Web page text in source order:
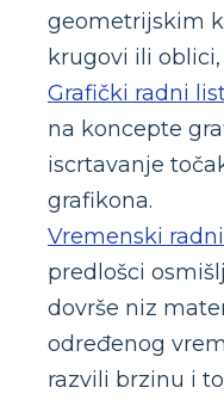
geometrijskim
krugovi ili
Grafički radni
na koncepte
iscrtavanje
grafikona.
Vremenski
predlošci
dovrše niz
određenog
razvili brzinu i